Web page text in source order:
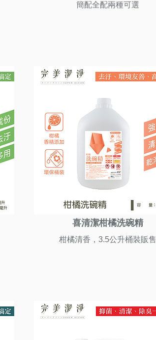
簡配全配兩種可選
喜清潔柑橘洗碗精
柑橘清香，3.5公升桶裝販售